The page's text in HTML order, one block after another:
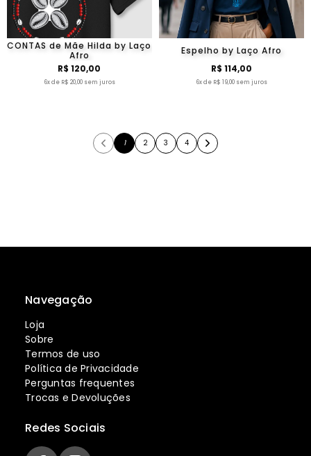
CONTAS de Mãe Hilda by Laço
Afro
R$ 120,00
6x de R$ 20,00 sem juros
Espelho by Laço Afro
R$ 114,00
6x de R$ 19,00 sem juros
1 2 3 4
Navegação
Loja
Sobre
Termos de uso
Política de Privacidade
Perguntas frequentes
Trocas e Devoluções
Redes Sociais